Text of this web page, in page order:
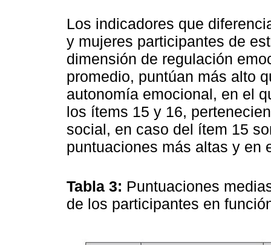
Los indicadores que
y mujeres participantes de
dimensión de regulación
promedio, puntúan más alto
autonomía emocional, en el
los ítems 15 y 16,
social, en caso del ítem 15
puntuaciones más altas y en
Tabla 3: Puntuaciones
de los participantes en